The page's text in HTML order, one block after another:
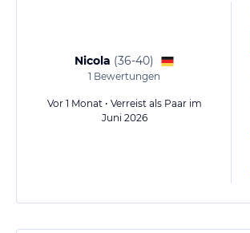
Nicola (36-40)
1 Bewertungen
Vor 1 Monat • Verreist als Paar im
Juni 2026